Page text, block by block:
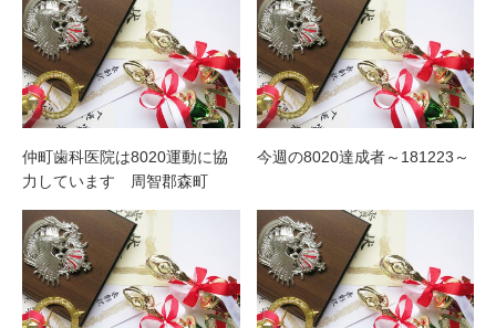
仲町歯科医院は8020運動に協
力しています 周智郡森町
今週の8020達成者～181223～